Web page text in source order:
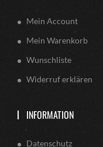
Mein Account
Mein Warenkorb
Wunschliste
Widerruf erklären
INFORMATION
Datenschutz